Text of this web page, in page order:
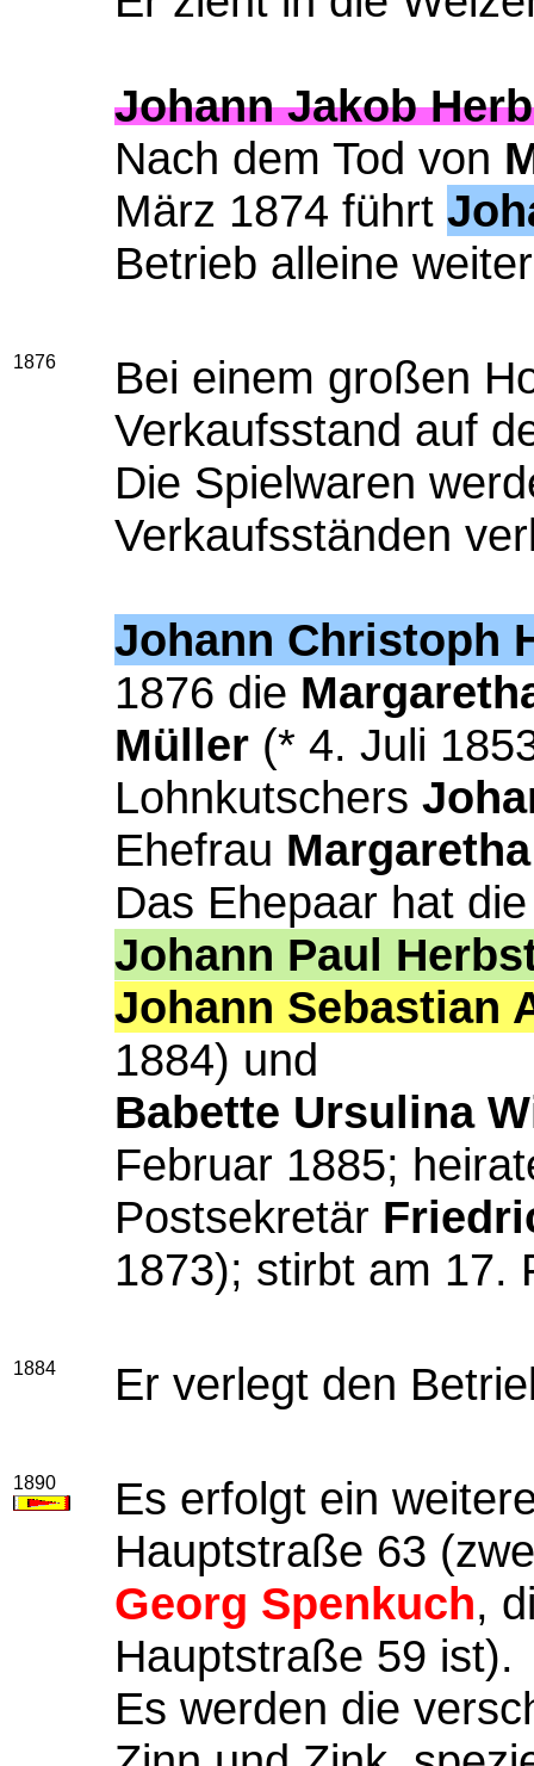
Johann Jakob
Nach dem Tod von
März 1874 führt
Betrieb alleine
1876
Bei einem großen
Verkaufsstand auf
Die Spielwaren
Verkaufsständen
Johann Christoph
1876 die
Müller (* 4. Juli
Lohnkutschers
Ehefrau
Das Ehepaar hat
Johann Paul
Johann Sebastian
1884) und
Babette Ursulina
Februar 1885;
Postsekretär
1873); stirbt am 17.
1884 Er verlegt den
1890
Es erfolgt ein
Hauptstraße 63
Georg Spenkuch,
Hauptstraße 59 ist).
Es werden die